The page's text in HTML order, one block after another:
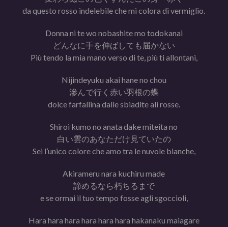
da questo rosso indelebile che mi colora di vermiglio.
Donna ni te wo nobashite mo todokanai
どんなに手を伸ばしても届かない
Più tendo la mia mano verso di te, più ti allontani,
Nijindeyuku akai hane no chou
滲んで行く赤い羽根の蝶
dolce farfallina dalle sbiadite ali rosse.
Shiroi kumo no anata dake miteita no
白い雲のあなただけ見ていたの
Sei l’unico colore che amo tra le nuvole bianche,
Akirameru nara kuchiru made
諦めるなら朽ちるまで
e se ormai il tuo tempo fosse agli sgoccioli,
Hara hara hara hara hara hara hakanaku maiagare